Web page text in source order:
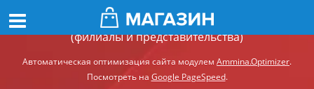
Демонстрационный сайт модуля Ammina.Регионы
(филиалы и представительства)
Автоматическая оптимизация сайта модулем Ammina.Optimizer.
Посмотреть на Google PageSpeed.